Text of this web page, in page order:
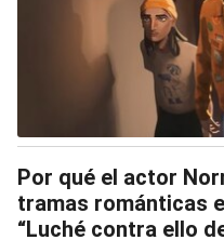
Por qué el actor
tramas románticas
“Luché contra ello